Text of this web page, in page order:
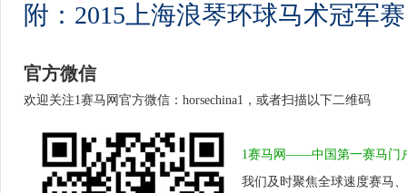
附：2015上海浪琴环球马术冠军
官方微信
欢迎关注1赛马网官方微信：horsechina1，或者扫描以下二维码
1赛马网——中国第一赛马门
我们及时聚焦全球速度赛马